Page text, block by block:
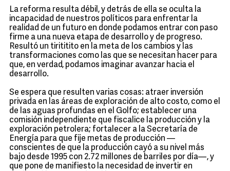
La reforma resulta débil, y detrás de ella se oculta la
incapacidad de nuestros políticos para enfrentar la
realidad de un futuro en donde podamos entrar con paso
firme a una nueva etapa de desarrollo y de progreso.
Resultó un tirititito en la meta de los cambios y las
transformaciones como las que se necesitan hacer para
que, en verdad, podamos imaginar avanzar hacia el
desarrollo.
Se espera que resulten varias cosas: atraer inversión
privada en las áreas de exploración de alto costo, como el
de las aguas profundas en el Golfo; establecer una
comisión independiente que fiscalice la producción y la
exploración petrolera; fortalecer a la Secretaría de
Energía para que fije metas de producción —
conscientes de que la producción cayó a su nivel más
bajo desde 1995 con 2.72 millones de barriles por día—, y
que pone de manifiesto la necesidad de invertir en